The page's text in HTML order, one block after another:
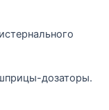
дозаторы.